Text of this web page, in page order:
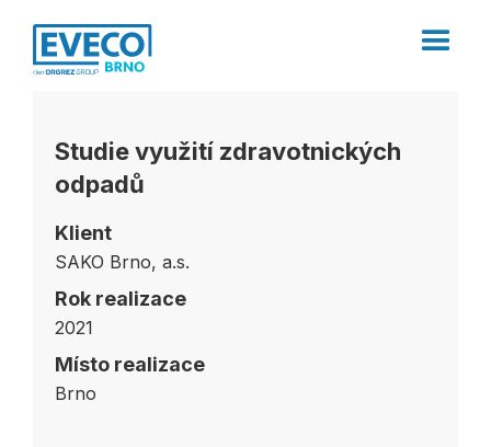
Studie využití zdravotnických
odpadů
Klient
SAKO Brno, a.s.
Rok realizace
2021
Místo realizace
Brno